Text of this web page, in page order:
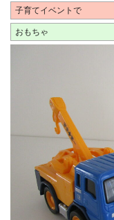
子育てイベントで
おもちゃ